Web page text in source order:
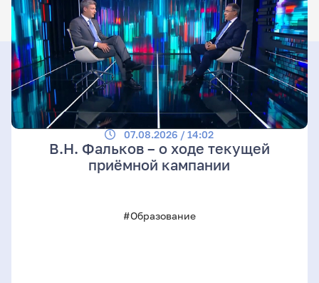
07.08.2026 / 14:02
В.Н. Фальков – о ходе текущей
приёмной кампании
#Образование